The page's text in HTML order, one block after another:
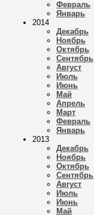
Февраль
Январь
2014
Декабрь
Ноябрь
Октябрь
Сентябрь
Август
Июль
Июнь
Май
Апрель
Март
Февраль
Январь
2013
Декабрь
Ноябрь
Октябрь
Сентябрь
Август
Июль
Июнь
Май